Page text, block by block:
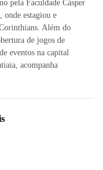
pela Faculdade Cásper
onde estagiou e
Além do
de jogos de
eventos na capital
acompanha